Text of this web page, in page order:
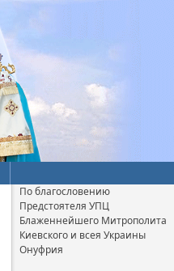
По благословению
Предстоятеля УПЦ
Блаженнейшего Митрополита
Киевского и всея Украины
Онуфрия